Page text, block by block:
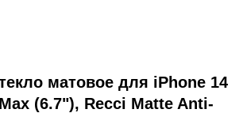
матовое для iPhone 14
(6.7"), Recci Matte Anti-